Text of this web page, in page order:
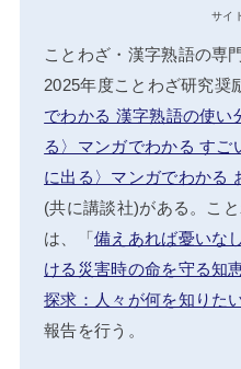
サイ
ことわざ・漢字熟語の専
2025年度ことわざ研究奨
でわかる 漢字熟語の使い
る〉マンガでわかる すご
に出る〉マンガでわかる
(共に講談社)がある。こ
は、「備えあれば憂いな
ける災害時の命を守る知
探求：人々が何を知りた
報告を行う。